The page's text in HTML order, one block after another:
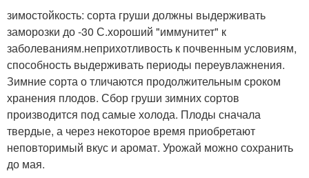
зимостойкость: сорта груши должны выдерживать
заморозки до -30 С.хороший "иммунитет" к
заболеваниям.неприхотливость к почвенным условиям,
способность выдерживать периоды переувлажнения.
Зимние сорта о тличаются продолжительным сроком
хранения плодов. Сбор груши зимних сортов
производится под самые холода. Плоды сначала
твердые, а через некоторое время приобретают
неповторимый вкус и аромат. Урожай можно сохранить
до мая.